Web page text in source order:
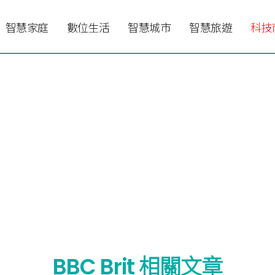
智慧家庭 數位生活 智慧城市 智慧旅遊 科技
BBC Brit 相關文章